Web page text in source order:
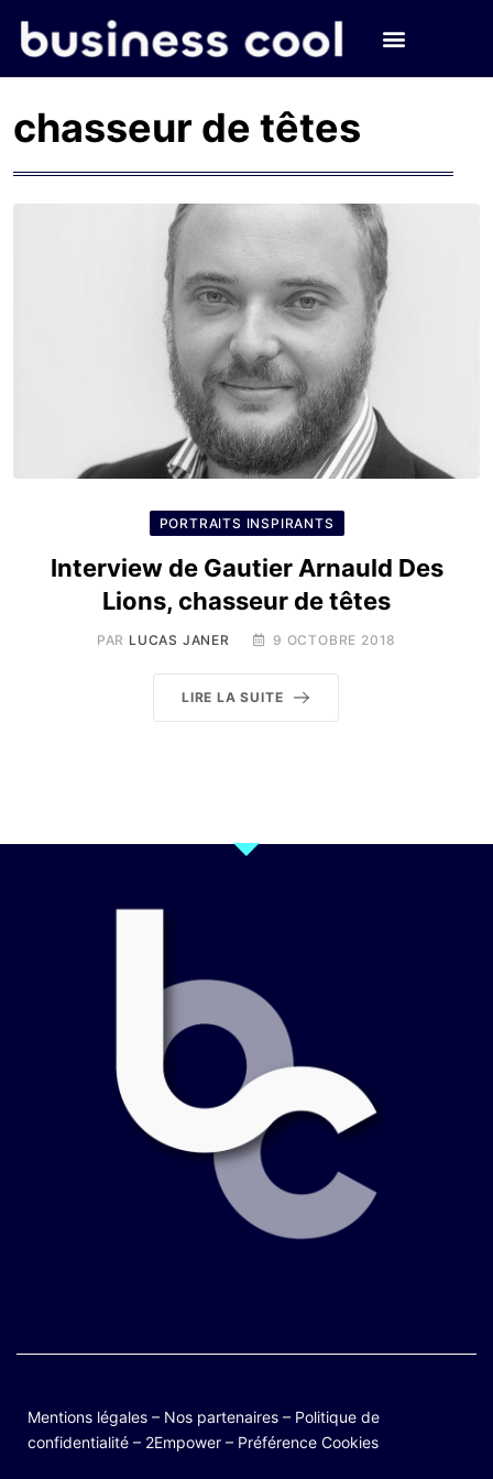
chasseur de têtes
PORTRAITS INSPIRANTS
Interview de Gautier Arnauld Des
Lions, chasseur de têtes
PAR LUCAS JANER 9 OCTOBRE 2018
LIRE LA SUITE
Mentions légales – Nos partenaires – Politique de
confidentialité – 2Empower – Préférence Cookies